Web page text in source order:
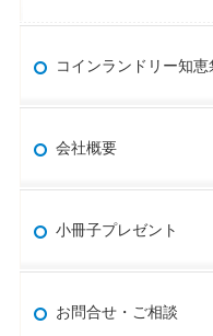
コインランドリー知恵
会社概要
小冊子プレゼント
お問合せ・ご相談